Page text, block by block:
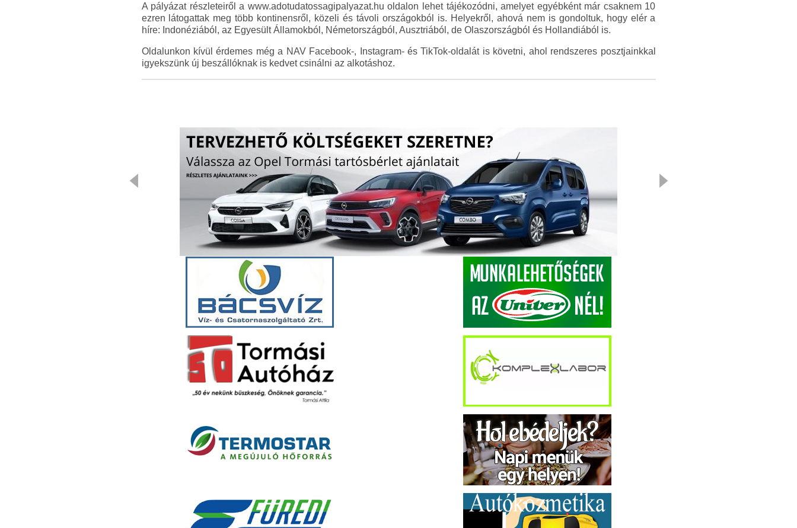
A pályázat részleteiről a www.adotudatossagipalyazat.hu oldalon lehet tájékozódni, amelyet egyébként már csaknem 10
ezren látogattak meg több kontinensről, közeli és távoli országokból is. Helyekről, ahová nem is gondoltuk, hogy elér a
híre: Indonéziából, az Egyesült Államokból, Németországból, Ausztriából, de Olaszországból és Hollandiából is.
Oldalunkon kívül érdemes még a NAV Facebook-, Instagram- és TikTok-oldalát is követni, ahol rendszeres posztjainkkal
igyekszünk új beszállóknak is kedvet csinálni az alkotáshoz.